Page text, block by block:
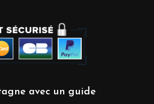
avec un guide